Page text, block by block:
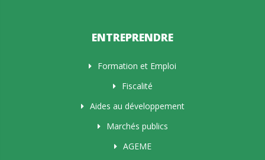
ENTREPRENDRE
Formation et Emploi
Fiscalité
Aides au développement
Marchés publics
AGEME